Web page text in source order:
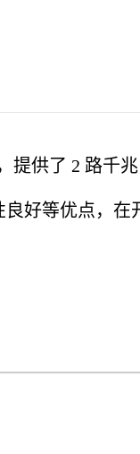
提供了 2 路千兆
好等优点，在